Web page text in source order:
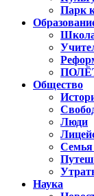
Парк
ПОЛЁТ
Общество
Люди
Семья
Наука